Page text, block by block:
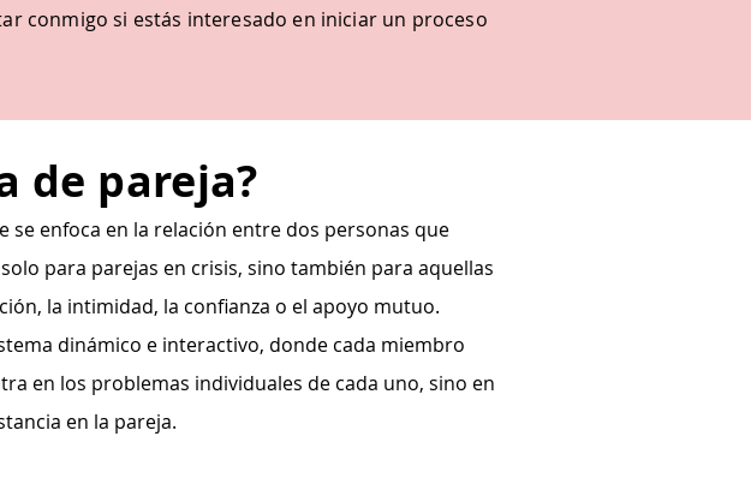
conmigo si estás interesado en iniciar un proceso
de pareja?
enfoca en la relación entre dos personas que
para parejas en crisis, sino también para aquellas
la intimidad, la confianza o el apoyo mutuo.
dinámico e interactivo, donde cada miembro
en los problemas individuales de cada uno, sino en
en la pareja.